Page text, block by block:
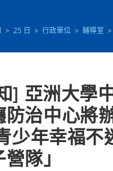
> 25 日 > 行政單位 > 輔導室 >
] 亞洲大學
防治中心將
少年幸福不
隊」